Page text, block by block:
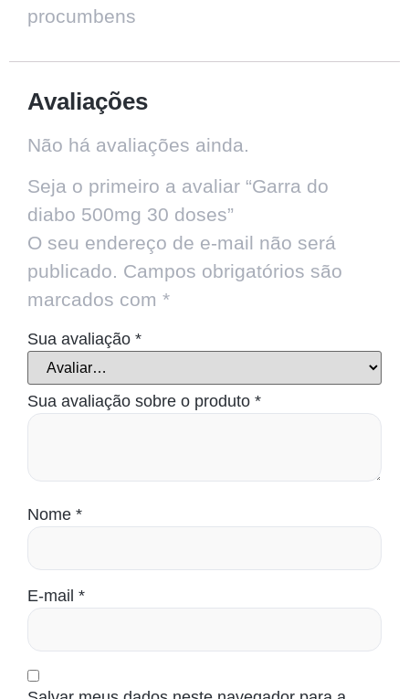
procumbens
Avaliações
Não há avaliações ainda.
Seja o primeiro a avaliar “Garra do
diabo 500mg 30 doses”
O seu endereço de e-mail não será
publicado. Campos obrigatórios são
marcados com *
Sua avaliação *
Sua avaliação sobre o produto *
Nome *
E-mail *